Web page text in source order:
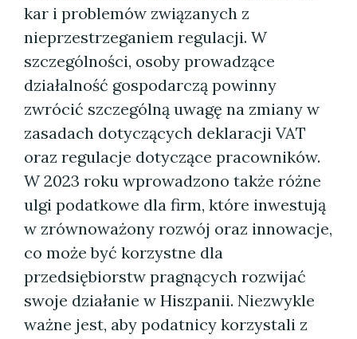
kar i problemów związanych z
nieprzestrzeganiem regulacji. W
szczególności, osoby prowadzące
działalność gospodarczą powinny
zwrócić szczególną uwagę na zmiany w
zasadach dotyczących deklaracji VAT
oraz regulacje dotyczące pracowników.
W 2023 roku wprowadzono także różne
ulgi podatkowe dla firm, które inwestują
w zrównoważony rozwój oraz innowacje,
co może być korzystne dla
przedsiębiorstw pragnących rozwijać
swoje działanie w Hiszpanii. Niezwykle
ważne jest, aby podatnicy korzystali z